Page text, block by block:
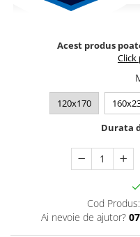
Acest produs
120x170
Durata
Cod Produs:
Ai nevoie de ajutor?